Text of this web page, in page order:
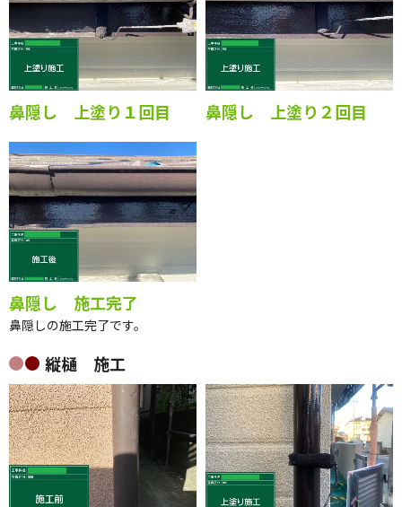
鼻隠し 上塗り１回目 鼻隠し 上塗り２回目
鼻隠し 施工完了
鼻隠しの施工完了です。
縦樋 施工